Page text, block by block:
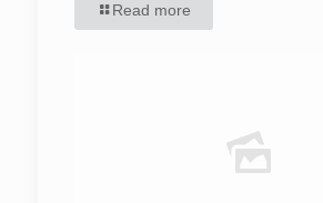
Read more